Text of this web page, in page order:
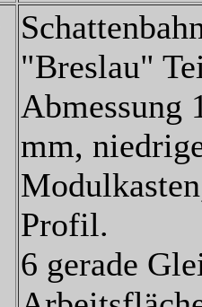
"Breslau"
Abmessung
mm,
Profil.
6 gerade